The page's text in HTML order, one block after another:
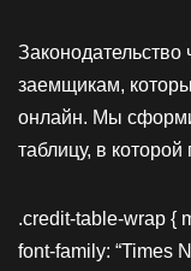
Законодательство
заемщикам,
онлайн. Мы
таблицу, в
.credit-table-wrap {
font-family: “Times